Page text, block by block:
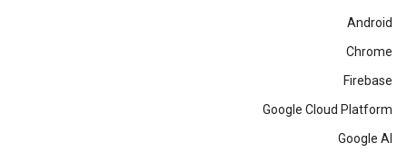
Android
Chrome
Firebase
Google Cloud Platform
Google AI